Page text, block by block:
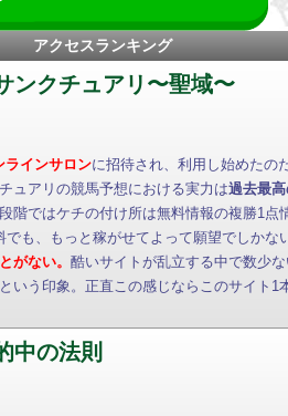
アクセスランキング
ンクチュアリ〜聖域〜
ラインサロンに招待され、利用し始めたの
ュアリの競馬予想における実力は過去最
階ではケチの付け所は無料情報の複勝1点
も、もっと稼がせてよって願望でしかな
がない。酷いサイトが乱立する中で数少
いう印象。正直この感じならこのサイト1
中の法則